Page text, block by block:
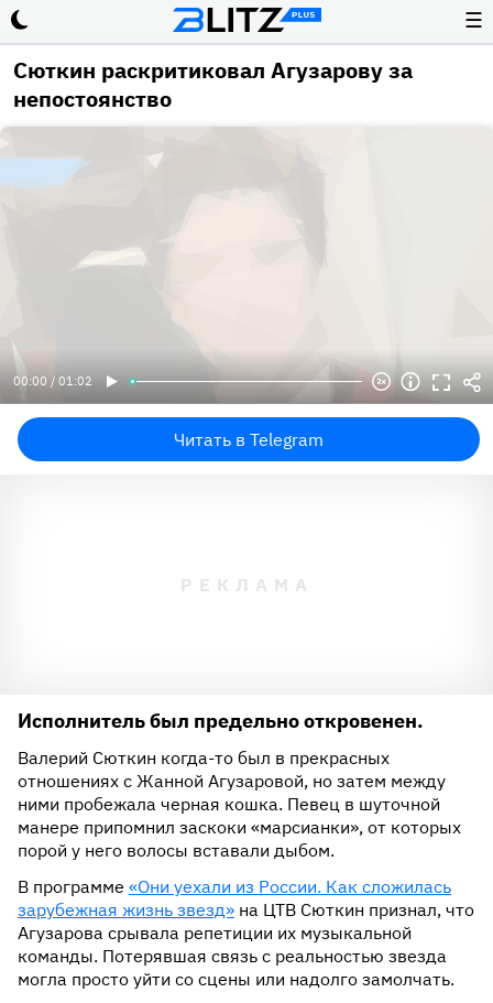
☰
Сюткин раскритиковал Агузарову за
непостоянство
00:00 / 01:02
Читать в Telegram
Исполнитель был предельно откровенен.
Валерий Сюткин когда-то был в прекрасных
отношениях с Жанной Агузаровой, но затем между
ними пробежала черная кошка. Певец в шуточной
манере припомнил заскоки «марсианки», от которых
порой у него волосы вставали дыбом.
В программе «Они уехали из России. Как сложилась
зарубежная жизнь звезд» на ЦТВ Сюткин признал, что
Агузарова срывала репетиции их музыкальной
команды. Потерявшая связь с реальностью звезда
могла просто уйти со сцены или надолго замолчать.